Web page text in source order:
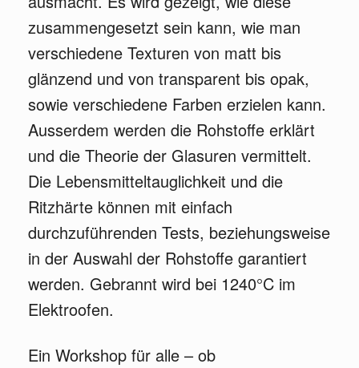
zusammengesetzt sein kann, wie man
verschiedene Texturen von matt bis
glänzend und von transparent bis opak,
sowie verschiedene Farben erzielen kann.
Ausserdem werden die Rohstoffe erklärt
und die Theorie der Glasuren vermittelt.
Die Lebensmitteltauglichkeit und die
Ritzhärte können mit einfach
durchzuführenden Tests, beziehungsweise
in der Auswahl der Rohstoffe garantiert
werden. Gebrannt wird bei 1240°C im
Elektroofen.
Ein Workshop für alle – ob